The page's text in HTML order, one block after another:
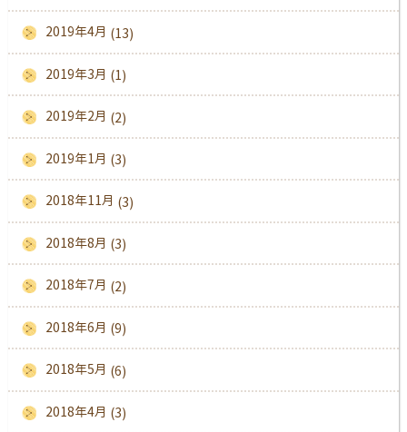
2019年4月 (13)
2019年3月 (1)
2019年2月 (2)
2019年1月 (3)
2018年11月 (3)
2018年8月 (3)
2018年7月 (2)
2018年6月 (9)
2018年5月 (6)
2018年4月 (3)